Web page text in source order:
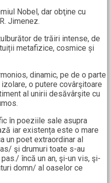
Nobel, dar obţine cu
Jimenez.
de trăiri intense, de
metafizice, cosmice și
dinamic, pe de o parte
o putere covârşitoare
al unirii desăvârşite cu
în poeziile sale asupra
iar existența este o mare
un poet extraordinar al
şi drumuri toate s-au
încă un an, şi-un vis, şi-
domn/ al oaselor ce